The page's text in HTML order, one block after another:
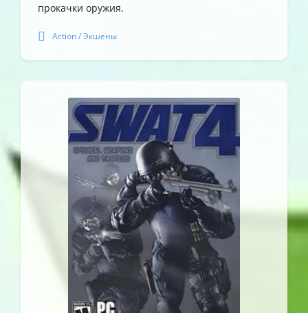
прокачки оружия.
Action / Экшены